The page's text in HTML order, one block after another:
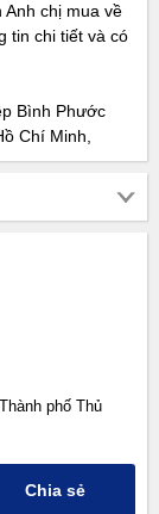
Anh chị mua về
tin chi tiết và có
Bình Phước
Chí Minh,
phố Thủ
Chia sẻ